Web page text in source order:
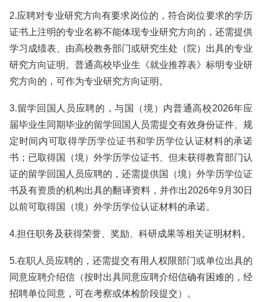
2.应聘对专业研究方向有要求岗位的，符合岗位要求的学历
证书上注明的专业名称不能体现专业研究方向的，还需提供
学习成绩表、由高校教务部门或研究生处（院）出具的专业
研究方向证明。普通高校毕业生《就业推荐表》标明专业研
究方向的，可作为专业研究方向证明。
3.留学回国人员应聘的，与国（境）内普通高校2026年应
届毕业生同期毕业的留学回国人员需提交有效身份证件、规
定时间内可取得学历学位证书和学历学位认证材料的承诺
书；已取得国（境）外学历学位证书、但未获得教育部门认
证的留学回国人员应聘的，还需提供国（境）外学历学位证
书及有资质的机构出具的翻译资料，并作出2026年9月30日
以前可取得国（境）外学历学位认证材料的承诺。
4.担任职务及获得荣誉、奖励、科研成果等相关证明材料。
5.在职人员应聘的，还需提交有用人权限部门或单位出具的
同意应聘介绍信（按时出具同意应聘介绍信确有困难的，经
招聘单位同意，可在考察或体检阶段提交）。